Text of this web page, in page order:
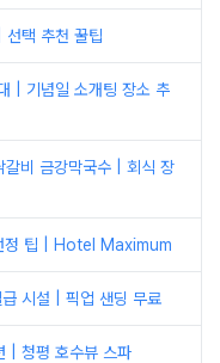
택 추천 꿀팁
| 기념일 소개팅 장소 추
비 금강막국수 | 회식 장
정 팁 | Hotel Maximum
시설 | 픽업 샌딩 무료
| 청평 호수뷰 스파